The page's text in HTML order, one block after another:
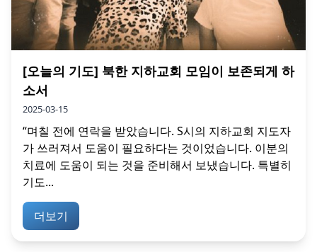
[오늘의 기도] 북한 지하교회 모임이 보존되게 하
소서
2025-03-15
“며칠 전에 연락을 받았습니다. S시의 지하교회 지도자
가 쓰러져서 도움이 필요하다는 것이었습니다. 이분의
치료에 도움이 되는 것을 준비해서 보냈습니다. 특별히
기도...
더보기